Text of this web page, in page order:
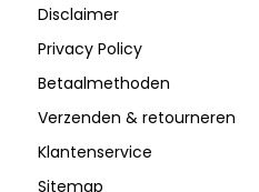
Disclaimer
Privacy Policy
Betaalmethoden
Verzenden & retourneren
Klantenservice
Sitemap